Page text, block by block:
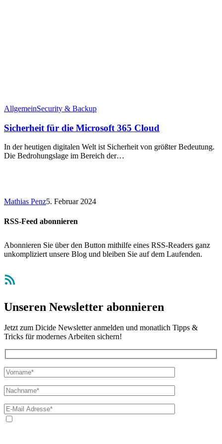
AllgemeinSecurity & Backup
Sicherheit für die Microsoft 365 Cloud
In der heutigen digitalen Welt ist Sicherheit von größter Bedeutung.
Die Bedrohungslage im Bereich der…
Mathias Penz5. Februar 2024
RSS-Feed abonnieren
Abonnieren Sie über den Button mithilfe eines RSS-Readers ganz
unkompliziert unsere Blog und bleiben Sie auf dem Laufenden.
RSS-Feed
Unseren Newsletter abonnieren
Jetzt zum Dicide Newsletter anmelden und monatlich Tipps &
Tricks für modernes Arbeiten sichern!